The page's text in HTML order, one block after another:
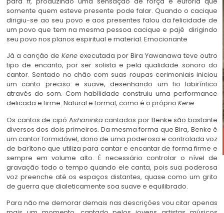
somente quem esteve presente pode falar. Quando o cacique
dirigiu-se ao seu povo e aos presentes falou da felicidade de
um povo que tem na mesma pessoa cacique e pajé dirigindo
seu povo nos planos espiritual e material. Emocionante
Já a canção de Kene executada por Bira Yawanawa teve outro
tipo de encanto, por ser solista e pela qualidade sonoro do
cantor. Sentado no chão com suas roupas cerimoniais iniciou
um canto preciso e suave, desenhando um fio labiríntico
através do som. Com habilidade construiu uma performance
delicada e firme. Natural e formal, como é o próprio Kene.
Os cantos de cipó Ashaninkacantados por Benke são bastante
diversos dos dois primeiros. Da mesma forma que Bira, Benke é
um cantor formidável, dono de uma poderosa e controlada voz
de barítono que utiliza para cantar e encantar de forma firme e
sempre em volume alto. É necessário controlar o nível de
gravação todo o tempo quando ele canta, pois sua poderosa
voz preenche até os espaços distantes, quase como um grito
de guerra que dialeticamente soa suave e equilibrado.
Para não me demorar demais nas descrições vou citar apenas